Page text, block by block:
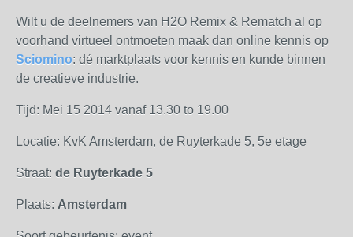
Wilt u de deelnemers van H2O Remix & Rematch al op
voorhand virtueel ontmoeten maak dan online kennis op
Sciomino: dé marktplaats voor kennis en kunde binnen
de creatieve industrie.
Tijd: Mei 15 2014 vanaf 13.30 to 19.00
Locatie: KvK Amsterdam, de Ruyterkade 5, 5e etage
Straat: de Ruyterkade 5
Plaats: Amsterdam